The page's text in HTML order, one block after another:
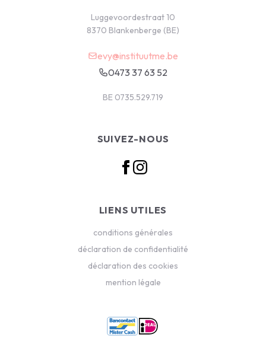
Luggevoordestraat 10
8370 Blankenberge (BE)
evy@instituutme.be
0473 37 63 52
BE 0735.529.719
SUIVEZ-NOUS
LIENS UTILES
conditions générales
déclaration de confidentialité
déclaration des cookies
mention légale